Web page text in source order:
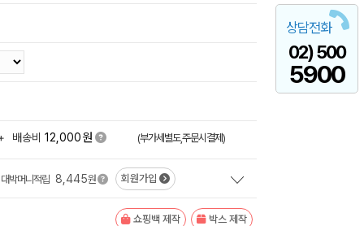
상담전화
02) 500
5900
배송비 12,000원 (부가세별도,주문시결제)
대박머니적립 8,445원 회원가입
쇼핑백 제작 박스 제작